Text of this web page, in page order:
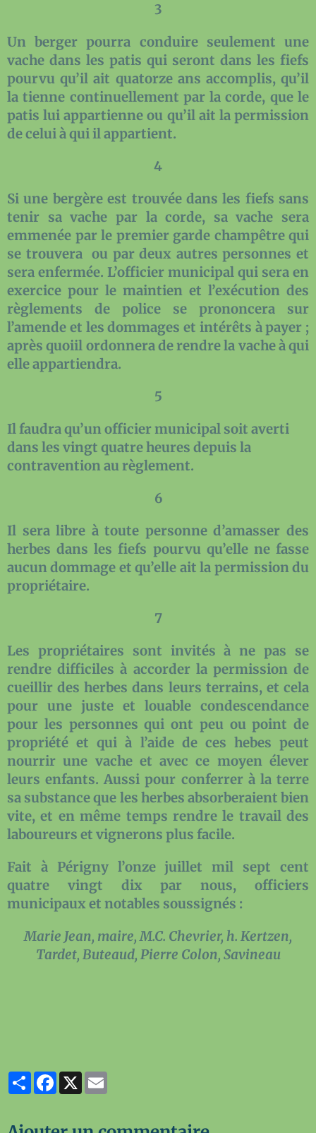
3
Un berger pourra conduire seulement une
vache dans les patis qui seront dans les fiefs
pourvu qu’il ait quatorze ans accomplis, qu’il
la tienne continuellement par la corde, que le
patis lui appartienne ou qu’il ait la permission
de celui à qui il appartient.
4
Si une bergère est trouvée dans les fiefs sans
tenir sa vache par la corde, sa vache sera
emmenée par le premier garde champêtre qui
se trouvera ou par deux autres personnes et
sera enfermée. L’officier municipal qui sera en
exercice pour le maintien et l’exécution des
règlements de police se prononcera sur
l’amende et les dommages et intérêts à payer ;
après quoiil ordonnera de rendre la vache à qui
elle appartiendra.
5
Il faudra qu’un officier municipal soit averti
dans les vingt quatre heures depuis la
contravention au règlement.
6
Il sera libre à toute personne d’amasser des
herbes dans les fiefs pourvu qu’elle ne fasse
aucun dommage et qu’elle ait la permission du
propriétaire.
7
Les propriétaires sont invités à ne pas se
rendre difficiles à accorder la permission de
cueillir des herbes dans leurs terrains, et cela
pour une juste et louable condescendance
pour les personnes qui ont peu ou point de
propriété et qui à l’aide de ces hebes peut
nourrir une vache et avec ce moyen élever
leurs enfants. Aussi pour conferrer à la terre
sa substance que les herbes absorberaient bien
vite, et en même temps rendre le travail des
laboureurs et vignerons plus facile.
Fait à Périgny l’onze juillet mil sept cent
quatre vingt dix par nous, officiers
municipaux et notables soussignés :
Marie Jean, maire, M.C. Chevrier, h. Kertzen,
Tardet, Buteaud, Pierre Colon, Savineau
PartagerFacebook
X